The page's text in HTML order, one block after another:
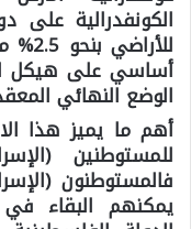
الكونفدرالية على
أساسي على هيكل
الوضع النهائي
أهم ما يميز هذا
للمستوطنين
فالمستوطنون
يمكنهم البقاء